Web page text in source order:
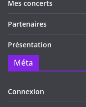
Mes concerts
Partenaires
Présentation
Méta
Connexion